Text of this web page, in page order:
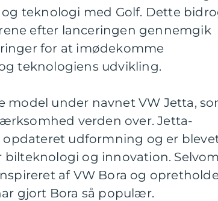
teknologi med Golf. Dette
efter lanceringen gennemgik
for at imødekomme
teknologiens udvikling.
model under navnet VW Jetta,
verden over. Jetta-
udformning og er
og innovation. Selvom
af VW Bora og
gjort Bora så populær.